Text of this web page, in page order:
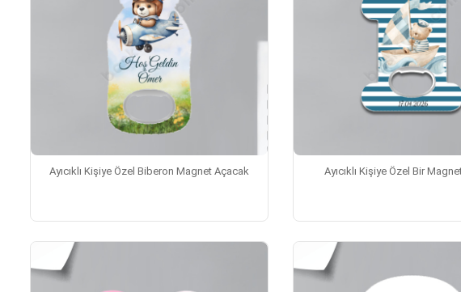
Ayıcıklı Kişiye Özel Biberon Magnet Açacak Ayıcıklı Kişiye Özel Bir